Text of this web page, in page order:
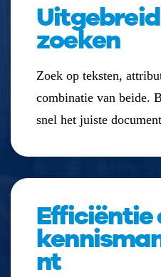
Uitgebreid
zoeken
Zoek op teksten,
combinatie van beide.
snel het juiste
Efficiëntie
nt